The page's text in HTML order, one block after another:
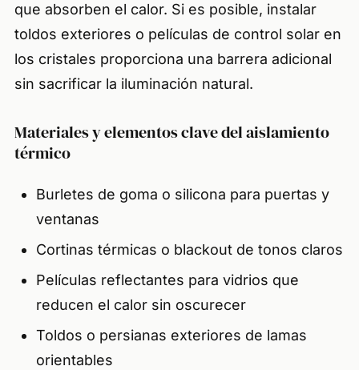
que absorben el calor. Si es posible, instalar
toldos exteriores o películas de control solar en
los cristales proporciona una barrera adicional
sin sacrificar la iluminación natural.
Materiales y elementos clave del aislamiento
térmico
Burletes de goma o silicona para puertas y
ventanas
Cortinas térmicas o blackout de tonos claros
Películas reflectantes para vidrios que
reducen el calor sin oscurecer
Toldos o persianas exteriores de lamas
orientables